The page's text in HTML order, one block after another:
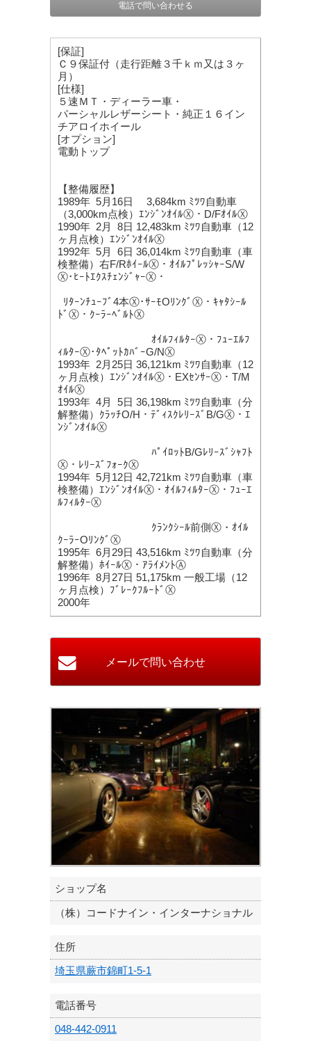
電話で問い合わせる
[保証]
Ｃ９保証付（走行距離３千ｋｍ又は３ヶ
月）
[仕様]
５速ＭＴ・ディーラー車・
パーシャルレザーシート・純正１６イン
チアロイホイール
[オプション]
電動トップ
【整備履歴】
1989年 5月16日 3,684km ﾐﾂﾜ自動車
（3,000km点検）ｴﾝｼﾞﾝｵｲﾙⓍ・D/FｵｲﾙⓍ
1990年 2月 8日 12,483km ﾐﾂﾜ自動車（12
ヶ月点検）ｴﾝｼﾞﾝｵｲﾙⓍ
1992年 5月 6日 36,014km ﾐﾂﾜ自動車（車
検整備）右F/RﾎｲｰﾙⓍ・ｵｲﾙﾌﾟﾚｯｼｬｰS/W
Ⓧ･ﾋｰﾄｴｸｽﾁｪﾝｼﾞｬｰⓍ・
ﾘﾀｰﾝﾁｭｰﾌﾞ4本Ⓧ･ｻｰﾓOﾘﾝｸﾞⓍ・ｷｬﾀｼｰﾙ
ﾄﾞⓍ・ｸｰﾗｰﾍﾞﾙﾄⓍ
ｵｲﾙﾌｨﾙﾀｰⓍ・ﾌｭｰｴﾙﾌ
ｨﾙﾀｰⓍ･ﾀﾍﾟｯﾄｶﾊﾞｰG/NⓍ
1993年 2月25日 36,121km ﾐﾂﾜ自動車（12
ヶ月点検）ｴﾝｼﾞﾝｵｲﾙⓍ・EXｾﾝｻｰⓍ・T/M
ｵｲﾙⓍ
1993年 4月 5日 36,198km ﾐﾂﾜ自動車（分
解整備）ｸﾗｯﾁO/H・ﾃﾞｨｽｸﾚﾘｰｽﾞB/GⓍ・ｴ
ﾝｼﾞﾝｵｲﾙⓍ
ﾊﾟｲﾛｯﾄB/Gﾚﾘｰｽﾞｼｬﾌﾄ
Ⓧ・ﾚﾘｰｽﾞﾌｫｰｸⓍ
1994年 5月12日 42,721km ﾐﾂﾜ自動車（車
検整備）ｴﾝｼﾞﾝｵｲﾙⓍ・ｵｲﾙﾌｨﾙﾀｰⓍ・ﾌｭｰｴ
ﾙﾌｨﾙﾀｰⓍ
ｸﾗﾝｸｼｰﾙ前側Ⓧ・ｵｲﾙ
ｸｰﾗｰOﾘﾝｸﾞⓍ
1995年 6月29日 43,516km ﾐﾂﾜ自動車（分
解整備）ﾎｲｰﾙⓍ・ｱﾗｲﾒﾝﾄⒶ
1996年 8月27日 51,175km 一般工場（12
ヶ月点検）ﾌﾞﾚｰｸﾌﾙｰﾄﾞⓍ
2000年
ショップ名
（株）コードナイン・インターナショナル
住所
埼玉県蕨市錦町1-5-1
電話番号
048-442-0911